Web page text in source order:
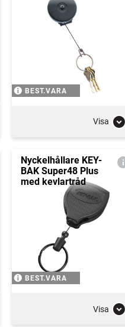
BEST.VARA
Visa
Nyckelhållare KEY-
BAK Super48 Plus
med kevlartråd
BEST.VARA
Visa